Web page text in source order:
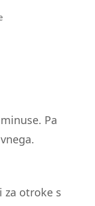
Pa
za otroke s